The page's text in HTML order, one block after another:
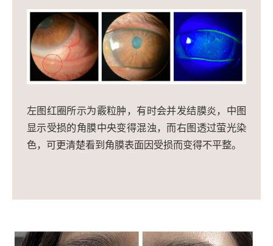
左图红圈所示为霰粒肿，有时会并发结膜炎，中图
显示受损的角膜中央变得混浊，而右图透过萤光染
色，可更清楚看到角膜表面因受损而变得不平整。